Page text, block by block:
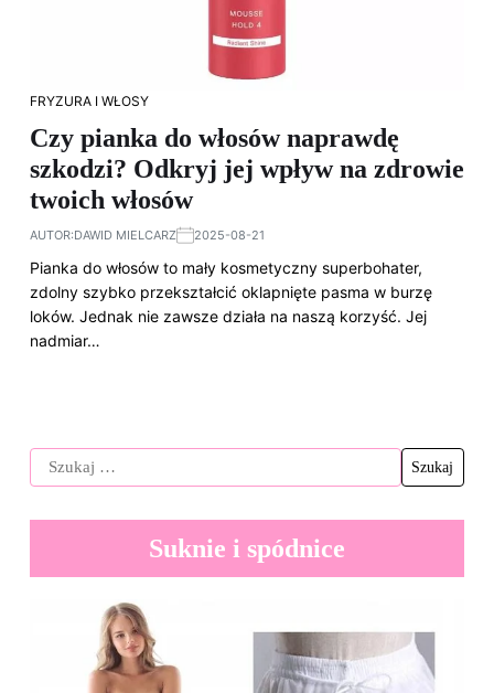
FRYZURA I WŁOSY
Czy pianka do włosów naprawdę
szkodzi? Odkryj jej wpływ na zdrowie
twoich włosów
AUTOR:DAWID MIELCARZ 2025-08-21
Pianka do włosów to mały kosmetyczny superbohater,
zdolny szybko przekształcić oklapnięte pasma w burzę
loków. Jednak nie zawsze działa na naszą korzyść. Jej
nadmiar…
Suknie i spódnice